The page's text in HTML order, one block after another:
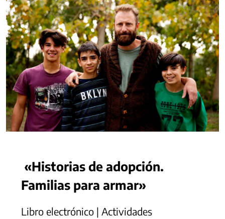
«Historias de adopción.
Familias para armar»
Libro electrónico | Actividades